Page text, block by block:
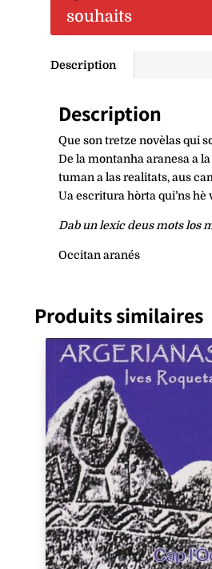
souhaits
Description
Description
Que son tretze novèlas qui
De la montanha aranesa a
tuman a las realitats, aus
Ua escritura hòrta qui’ns hè
Dab un lexic deus mots los
Occitan aranés
Produits similaires